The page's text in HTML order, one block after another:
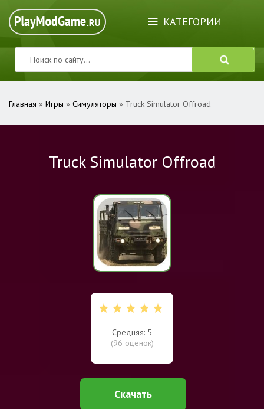
КАТЕГОРИИ
Главная » Игры » Симуляторы » Truck Simulator Offroad
Truck Simulator Offroad
Средняя: 5
(96 оценок)
Скачать